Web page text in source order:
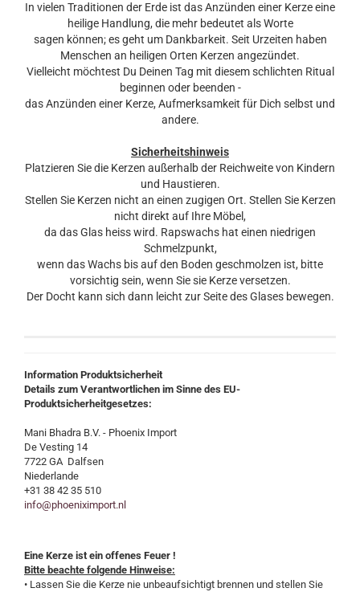
In vielen Traditionen der Erde ist das Anzünden einer Kerze eine
heilige Handlung, die mehr bedeutet als Worte
sagen können; es geht um Dankbarkeit. Seit Urzeiten haben
Menschen an heiligen Orten Kerzen angezündet.
Vielleicht möchtest Du Deinen Tag mit diesem schlichten Ritual
beginnen oder beenden -
das Anzünden einer Kerze, Aufmerksamkeit für Dich selbst und
andere.
Sicherheitshinweis
Platzieren Sie die Kerzen außerhalb der Reichweite von Kindern
und Haustieren.
Stellen Sie Kerzen nicht an einen zugigen Ort. Stellen Sie Kerzen
nicht direkt auf Ihre Möbel,
da das Glas heiss wird. Rapswachs hat einen niedrigen
Schmelzpunkt,
wenn das Wachs bis auf den Boden geschmolzen ist, bitte
vorsichtig sein, wenn Sie sie Kerze versetzen.
Der Docht kann sich dann leicht zur Seite des Glases bewegen.
Information Produktsicherheit
Details zum Verantwortlichen im Sinne des EU-
Produktsicherheitgesetzes:
Mani Bhadra B.V. - Phoenix Import
De Vesting 14
7722 GA Dalfsen
Niederlande
+31 38 42 35 510
info@phoeniximport.nl
Eine Kerze ist ein offenes Feuer !
Bitte beachte folgende Hinweise:
• Lassen Sie die Kerze nie unbeaufsichtigt brennen und stellen Sie